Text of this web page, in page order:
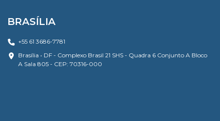
BRASÍLIA
+55 61 3686-7781
Brasília • DF - Complexo Brasil 21 SHS - Quadra 6 Conjunto A Bloco
A Sala 805 - CEP: 70316-000